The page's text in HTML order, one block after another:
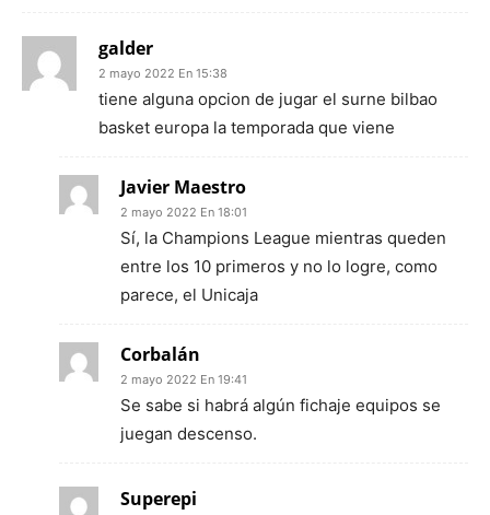
galder
2 mayo 2022 En 15:38
tiene alguna opcion de jugar el surne bilbao
basket europa la temporada que viene
Javier Maestro
2 mayo 2022 En 18:01
Sí, la Champions League mientras queden
entre los 10 primeros y no lo logre, como
parece, el Unicaja
Corbalán
2 mayo 2022 En 19:41
Se sabe si habrá algún fichaje equipos se
juegan descenso.
Superepi